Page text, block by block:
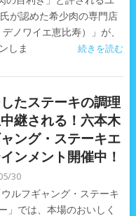
が認めた希少肉の専門店
デノワイエ恵比寿）」が、
しま
続きを読む
たステーキの調理
継される！六本木
ング・ステーキエ
ンメント開催中！
30
ルフギャング・ステーキ
」では、本場のおいしく